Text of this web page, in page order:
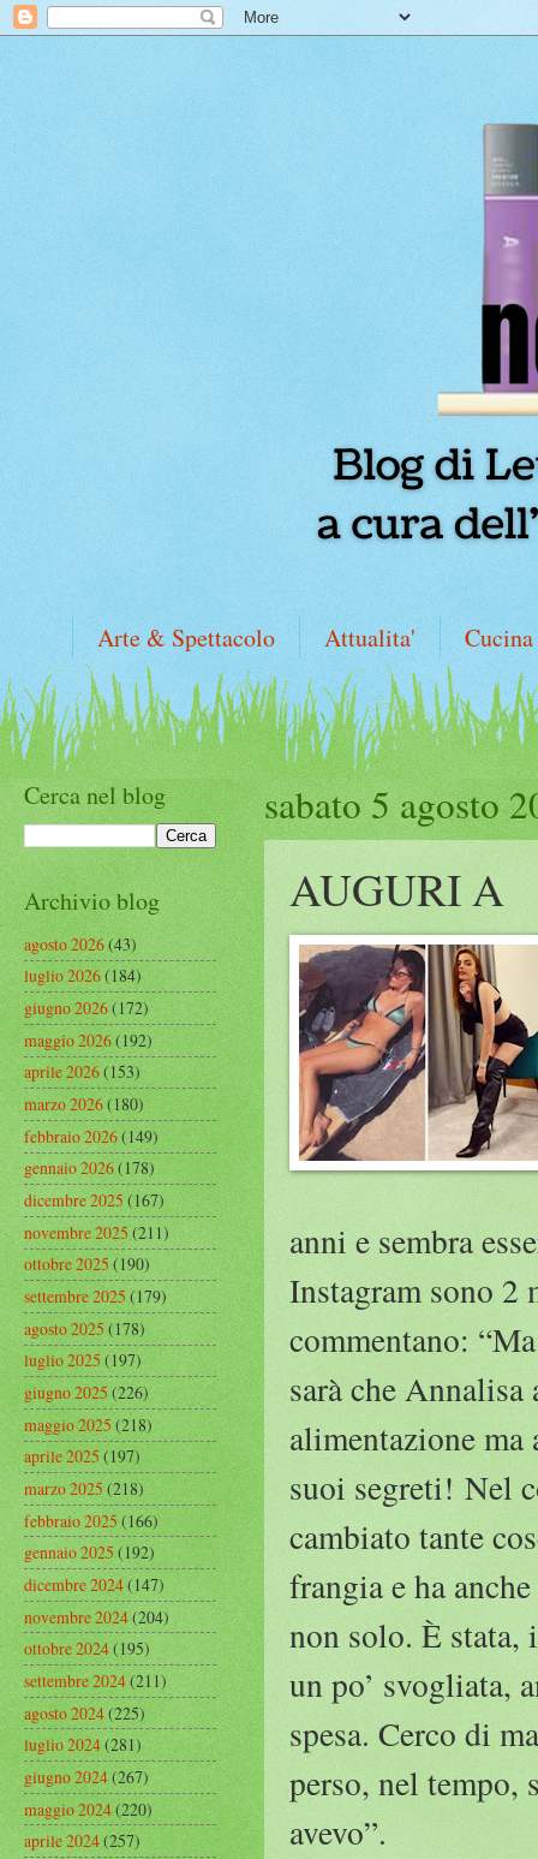
Arte & Spettacolo Attualita' Cucina
sabato 5 agosto
AUGURI A
anni e sembra
Instagram sono 2
commentano:
sarà che
alimentazione
suoi segreti! Nel
cambiato tante
frangia e ha
non solo. È stata,
un po’ svogliata,
spesa. Cerco di
perso, nel tempo,
avevo”.
Cerca nel blog
Archivio blog
agosto 2026(43)
luglio 2026(184)
giugno 2026(172)
maggio 2026(192)
aprile 2026(153)
marzo 2026(180)
febbraio 2026(149)
gennaio 2026(178)
dicembre 2025(167)
novembre 2025(211)
ottobre 2025(190)
settembre 2025(179)
agosto 2025(178)
luglio 2025(197)
giugno 2025(226)
maggio 2025(218)
aprile 2025(197)
marzo 2025(218)
febbraio 2025(166)
gennaio 2025(192)
dicembre 2024(147)
novembre 2024(204)
ottobre 2024(195)
settembre 2024(211)
agosto 2024(225)
luglio 2024(281)
giugno 2024(267)
maggio 2024(220)
aprile 2024(257)